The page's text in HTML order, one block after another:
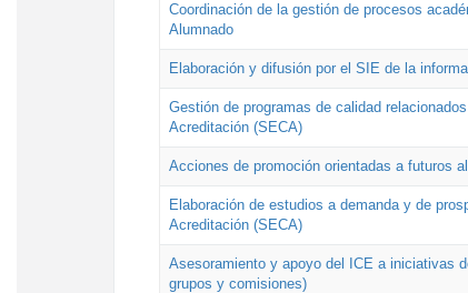
Coordinación de la gestión de procesos
Alumnado
Elaboración y difusión por el SIE de la
Gestión de programas de calidad
Acreditación (SECA)
Acciones de promoción orientadas a futuros
Elaboración de estudios a demanda y de
Acreditación (SECA)
Asesoramiento y apoyo del ICE a iniciativas
grupos y comisiones)